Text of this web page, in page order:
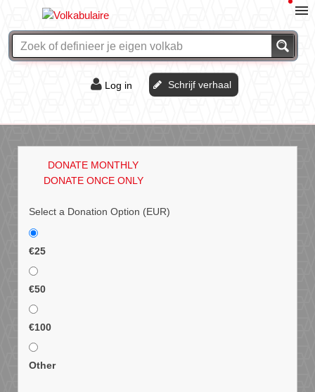
Log in Schrijf verhaal
DONATE MONTHLY
DONATE ONCE ONLY
Select a Donation Option (EUR)
€25
€50
€100
Other